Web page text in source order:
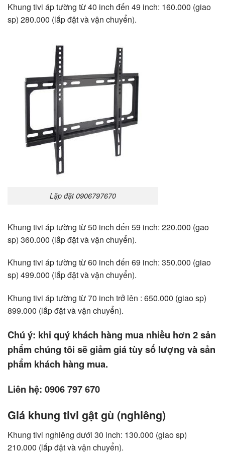
Khung tivi áp tường từ 40 inch đến 49 inch: 160.000 (giao
sp) 280.000 (lắp đặt và vận chuyển).
Lặp đặt 0906797670
Khung tivi áp tường từ 50 inch đến 59 inch: 220.000 (gao
sp) 360.000 (lắp đặt và vận chuyển).
Khung tivi áp tường từ 60 inch đến 69 inch: 350.000 (giao
sp) 499.000 (lắp đặt và vận chuyển).
Khung tivi áp tường từ 70 inch trở lên : 650.000 (giao sp)
899.000 (lắp đặt và vận chuyển).
Chú ý: khi quý khách hàng mua nhiều hơn 2 sản
phẩm chúng tôi sẽ giảm giá tùy số lượng và sản
phẩm khách hàng mua.
Liên hệ: 0906 797 670
Giá khung tivi gật gù (nghiêng)
Khung tivi nghiêng dưới 30 inch: 130.000 (giao sp)
210.000 (lắp đặt và vận chuyển).